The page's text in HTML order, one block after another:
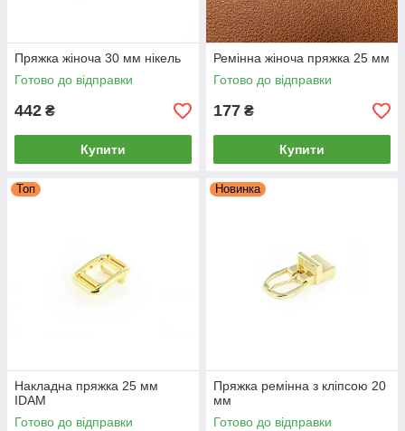
Пряжка жіноча 30 мм нікель
Готово до відправки
442 ₴
Купити
Ремінна жіноча пряжка 25 мм
Готово до відправки
177 ₴
Купити
Топ
Накладна пряжка 25 мм
IDAM
Готово до відправки
Новинка
Пряжка ремінна з кліпсою 20
мм
Готово до відправки